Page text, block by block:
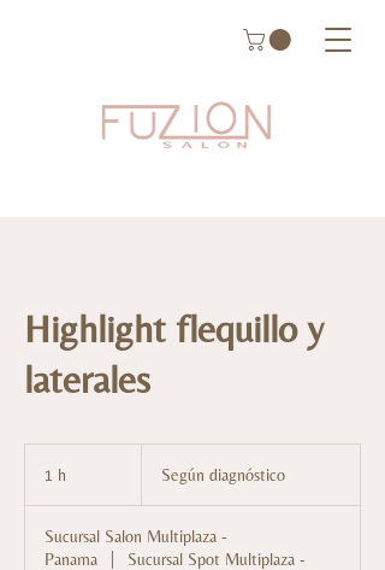
Highlight flequillo y
laterales
1 h Según diagnóstico
Sucursal Salon Multiplaza -
Panama
Sucursal Spot Multiplaza -